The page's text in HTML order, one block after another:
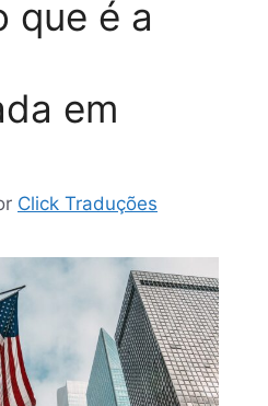
que é a
em
Click Traduções